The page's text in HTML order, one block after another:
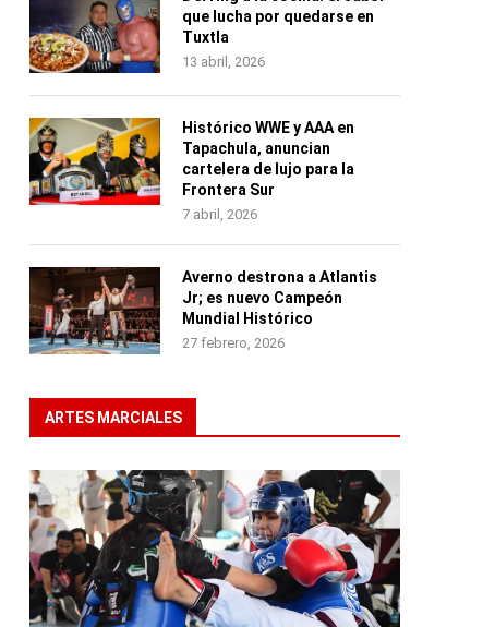
que lucha por quedarse en
Tuxtla
13 abril, 2026
Histórico WWE y AAA en
Tapachula, anuncian
cartelera de lujo para la
Frontera Sur
7 abril, 2026
Averno destrona a Atlantis
Jr; es nuevo Campeón
Mundial Histórico
27 febrero, 2026
ARTES MARCIALES